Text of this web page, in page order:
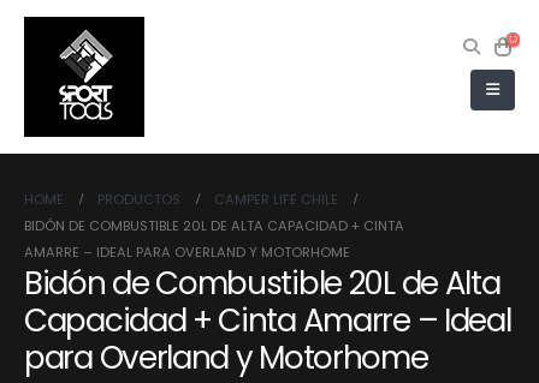
HOME PRODUCTOS
CAMPER LIFE CHILE
BIDÓN DE COMBUSTIBLE 20L DE ALTA CAPACIDAD + CINTA
AMARRE – IDEAL PARA OVERLAND Y MOTORHOME
Bidón de Combustible 20L de Alta
Capacidad + Cinta Amarre – Ideal
para Overland y Motorhome